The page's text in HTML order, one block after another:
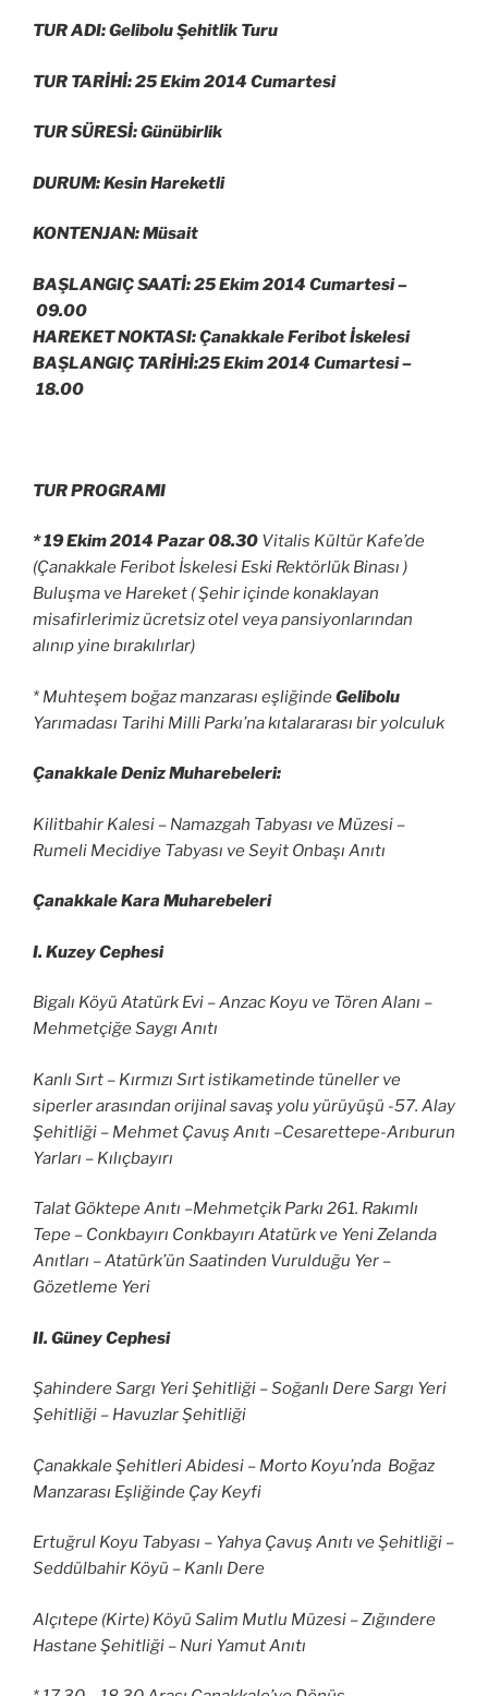
TUR ADI: Gelibolu Şehitlik Turu
TUR TARİHİ: 25 Ekim 2014 Cumartesi
TUR SÜRESİ: Günübirlik
DURUM: Kesin Hareketli
KONTENJAN: Müsait
BAŞLANGIÇ SAATİ: 25 Ekim 2014 Cumartesi –
09.00
HAREKET NOKTASI: Çanakkale Feribot İskelesi
BAŞLANGIÇ TARİHİ:25 Ekim 2014 Cumartesi –
18.00
TUR PROGRAMI
* 19 Ekim 2014 Pazar 08.30 Vitalis Kültür Kafe’de
(Çanakkale Feribot İskelesi Eski Rektörlük Binası )
Buluşma ve Hareket ( Şehir içinde konaklayan
misafirlerimiz ücretsiz otel veya pansiyonlarından
alınıp yine bırakılırlar)
* Muhteşem boğaz manzarası eşliğindeGelibolu
Yarımadası Tarihi Milli Parkı’na kıtalararası bir yolculuk
Çanakkale Deniz Muharebeleri:
Kilitbahir Kalesi – Namazgah Tabyası ve Müzesi –
Rumeli Mecidiye Tabyası ve Seyit Onbaşı Anıtı
Çanakkale Kara Muharebeleri
I. Kuzey Cephesi
Bigalı Köyü Atatürk Evi – Anzac Koyu ve Tören Alanı –
Mehmetçiğe Saygı Anıtı
Kanlı Sırt – Kırmızı Sırt istikametinde tüneller ve
siperler arasından orijinal savaş yolu yürüyüşü -57. Alay
Şehitliği – Mehmet Çavuş Anıtı –Cesarettepe-Arıburun
Yarları – Kılıçbayırı
Talat Göktepe Anıtı –Mehmetçik Parkı 261. Rakımlı
Tepe – Conkbayırı Conkbayırı Atatürk ve Yeni Zelanda
Anıtları – Atatürk’ün Saatinden Vurulduğu Yer –
Gözetleme Yeri
II. Güney Cephesi
Şahindere Sargı Yeri Şehitliği – Soğanlı Dere Sargı Yeri
Şehitliği – Havuzlar Şehitliği
Çanakkale Şehitleri Abidesi – Morto Koyu’nda Boğaz
Manzarası Eşliğinde Çay Keyfi
Ertuğrul Koyu Tabyası – Yahya Çavuş Anıtı ve Şehitliği –
Seddülbahir Köyü – Kanlı Dere
Alçıtepe (Kirte) Köyü Salim Mutlu Müzesi – Zığındere
Hastane Şehitliği – Nuri Yamut Anıtı